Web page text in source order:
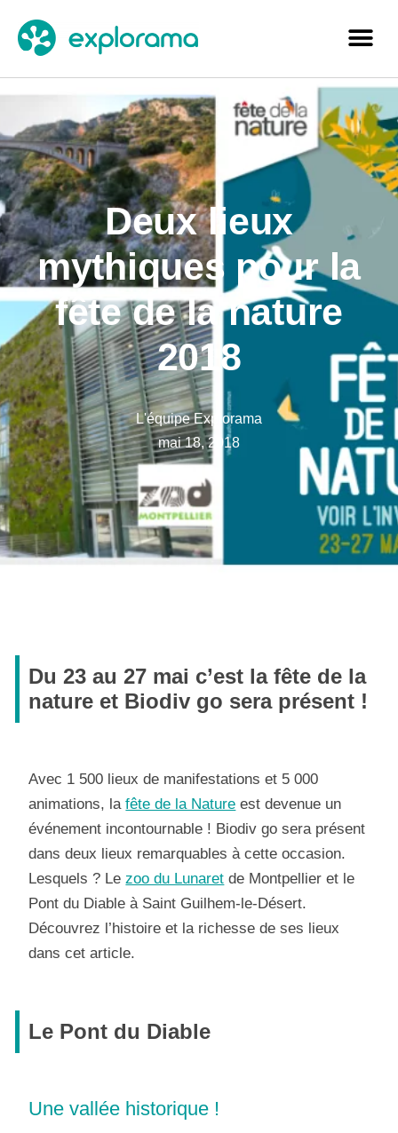
Deux lieux
mythiques pour la
fête de la nature
2018
L'équipe Explorama
mai 18, 2018
Du 23 au 27 mai c’est la fête de la
nature et Biodiv go sera présent !
Avec 1 500 lieux de manifestations et 5 000
animations, lafête de la Nature est devenue un
événement incontournable ! Biodiv go sera présent
dans deux lieux remarquables à cette occasion.
Lesquels ? Lezoo du Lunaret de Montpellier et le
Pont du Diable à Saint Guilhem-le-Désert.
Découvrez l’histoire et la richesse de ses lieux
dans cet article.
Le Pont du Diable
Une vallée historique !